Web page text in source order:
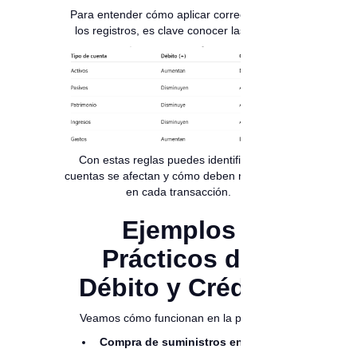
Para entender cómo aplicar correctamente
los registros, es clave conocer las reglas:
Con estas reglas puedes identificar qué
cuentas se afectan y cómo deben registrarse
en cada transacción.
Ejemplos
Prácticos de
Débito y Crédito
Veamos cómo funcionan en la práctica:
Compra de suministros en efectivo